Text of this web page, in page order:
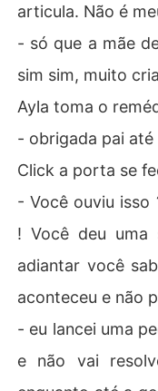
articula. Não é
- só que a mãe
sim sim, muito
Ayla toma o
- obrigada pai
Click a porta se
- Você ouviu isso
! Você deu uma
adiantar você
aconteceu e não
- eu lancei uma
e não vai